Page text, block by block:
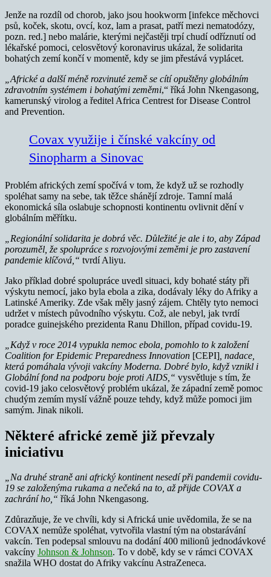
Jenže na rozdíl od chorob, jako jsou hookworm [infekce měchovci
psů, koček, skotu, ovcí, koz, lam a prasat, patří mezi nematodózy,
pozn. red.] nebo malárie, kterými nejčastěji trpí chudí odříznutí od
lékařské pomoci, celosvětový koronavirus ukázal, že solidarita
bohatých zemí končí v momentě, kdy se jim přestává vyplácet.
„Africké a další méně rozvinuté země se cítí opuštěny globálním
zdravotním systémem i bohatými zeměmi,“ říká John Nkengasong,
kamerunský virolog a ředitel Africa Centrest for Disease Control
and Prevention.
Covax využije i čínské vakcíny od
Sinopharm a Sinovac
Problém afrických zemí spočívá v tom, že když už se rozhodly
spoléhat samy na sebe, tak těžce shánějí zdroje. Tamní malá
ekonomická síla oslabuje schopnosti kontinentu ovlivnit dění v
globálním měřítku.
„Regionální solidarita je dobrá věc. Důležité je ale i to, aby Západ
porozuměl, že spolupráce s rozvojovými zeměmi je pro zastavení
pandemie klíčová,“ tvrdí Aliyu.
Jako příklad dobré spolupráce uvedl situaci, kdy bohaté státy při
výskytu nemocí, jako byla ebola a zika, dodávaly léky do Afriky a
Latinské Ameriky. Zde však měly jasný zájem. Chtěly tyto nemoci
udržet v místech původního výskytu. Což, ale nebyl, jak tvrdí
poradce guinejského prezidenta Ranu Dhillon, případ covidu-19.
„Když v roce 2014 vypukla nemoc ebola, pomohlo to k založení
Coalition for Epidemic Preparedness Innovation [CEPI] , nadace,
která pomáhala vývoji vakcíny Moderna. Dobré bylo, když vznikl i
Globální fond na podporu boje proti AIDS,“ vysvětluje s tím, že
covid-19 jako celosvětový problém ukázal, že západní země pomoc
chudým zemím myslí vážně pouze tehdy, když může pomoci jim
samým. Jinak nikoli.
Některé africké země již převzaly
iniciativu
„Na druhé straně ani africký kontinent nesedí při pandemii covidu-
19 se založenýma rukama a nečeká na to, až přijde COVAX a
zachrání ho,“ říká John Nkengasong.
Zdůrazňuje, že ve chvíli, kdy si Africká unie uvědomila, že se na
COVAX nemůže spoléhat, vytvořila vlastní tým na obstarávání
vakcín. Ten podepsal smlouvu na dodání 400 milionů jednodávkové
vakcíny Johnson & Johnson. To v době, kdy se v rámci COVAX
snažila WHO dostat do Afriky vakcínu AstraZeneca.